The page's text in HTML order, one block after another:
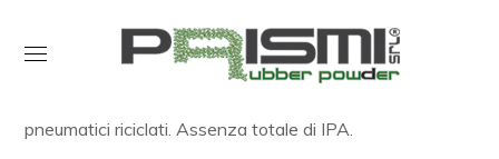
Intaso campi in sintetico vendita online. Colori disponibili
pneumatici riciclati. Assenza totale di IPA.